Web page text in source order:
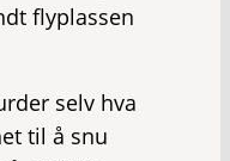
flyplassen
selv hva
til å snu